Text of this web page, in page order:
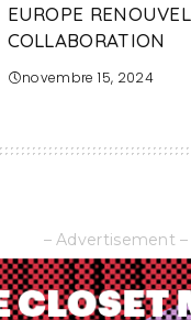
EUROPE
COLLABORATION
novembre 15, 2024
– Advertisement –